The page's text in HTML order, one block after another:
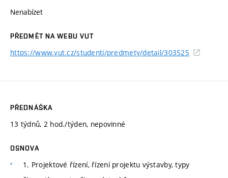
Nenabízet
PŘEDMĚT NA WEBU VUT
https://www.vut.cz/studenti/predmety/detail/303525
PŘEDNÁŠKA
13 týdnů, 2 hod./týden, nepovinné
OSNOVA
1. Projektové řízení, řízení projektu výstavby, typy